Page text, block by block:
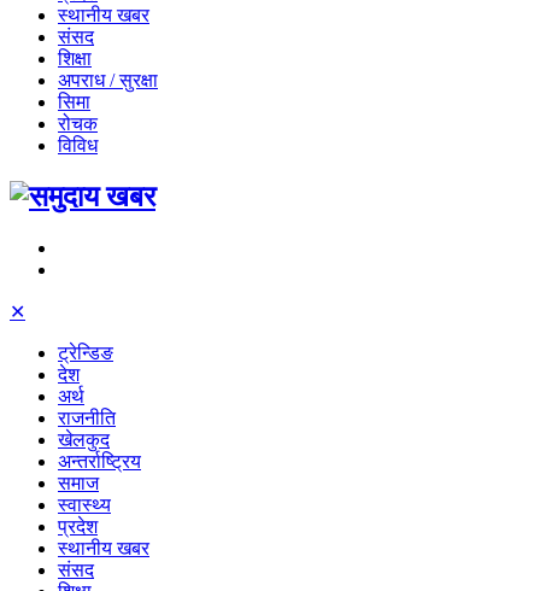
स्थानीय खबर
संसद
शिक्षा
अपराध / सुरक्षा
सिमा
रोचक
विविध
✕
ट्रेन्डिङ
देश
अर्थ
राजनीति
खेलकुद
अन्तर्राष्ट्रिय
समाज
स्वास्थ्य
प्रदेश
स्थानीय खबर
संसद